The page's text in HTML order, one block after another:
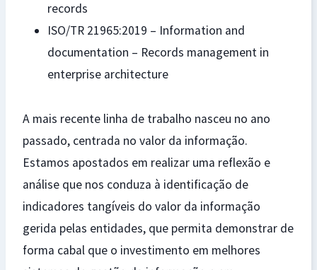
records
ISO/TR 21965:2019 – Information and
documentation – Records management in
enterprise architecture
A mais recente linha de trabalho nasceu no ano
passado, centrada no valor da informação.
Estamos apostados em realizar uma reflexão e
análise que nos conduza à identificação de
indicadores tangíveis do valor da informação
gerida pelas entidades, que permita demonstrar de
forma cabal que o investimento em melhores